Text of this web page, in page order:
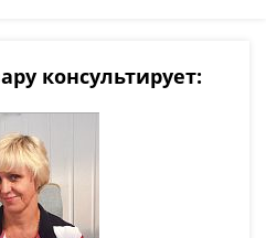
консультирует: